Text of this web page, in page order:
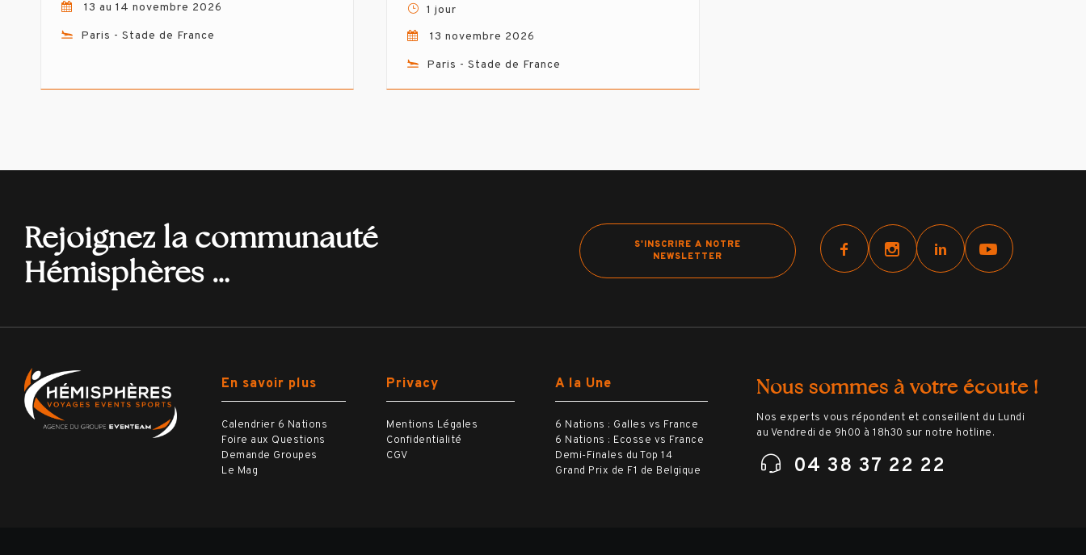
13 au 14 novembre 2026
Paris - Stade de France
1 jour
13 novembre 2026
Paris - Stade de France
Rejoignez la communauté
Hémisphères …
S'INSCRIRE A NOTRE
NEWSLETTER
En savoir plus
Calendrier 6 Nations
Foire aux Questions
Demande Groupes
Le Mag
Privacy
Mentions Légales
Confidentialité
CGV
A la Une
6 Nations : Galles vs France
6 Nations : Ecosse vs France
Demi-Finales du Top 14
Grand Prix de F1 de Belgique
Nous sommes à votre écoute !
Nos experts vous répondent et conseillent du Lundi
au Vendredi de 9h00 à 18h30 sur notre hotline.
04 38 37 22 22